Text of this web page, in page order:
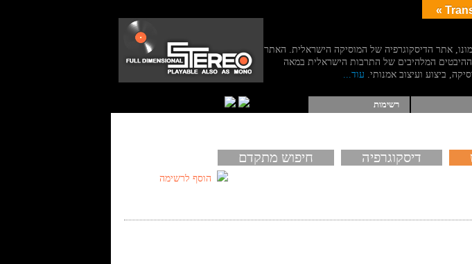
אתר הדיסקוגרפיה של המוסיקה הישראלית. האתר
המלהיבים של התרבות הישראלית במאה
ביצוע ועיצוב אמנותי. עוד...
רשימות
דיסקוגרפיה חיפוש מתקדם
הוסף לרשימה